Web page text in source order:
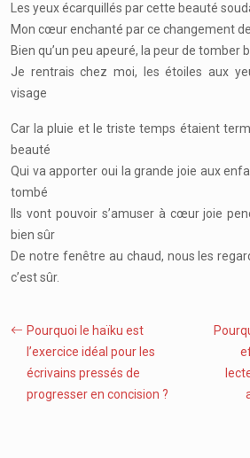
Les yeux écarquillés par cette beauté
Mon cœur enchanté par ce changement
Bien qu’un peu apeuré, la peur de tomber
Je rentrais chez moi, les étoiles aux
visage
Car la pluie et le triste temps étaient
beauté
Qui va apporter oui la grande joie aux
tombé
Ils vont pouvoir s’amuser à cœur joie
bien sûr
De notre fenêtre au chaud, nous les
c’est sûr.
Pourquoi le haïku est
l’exercice idéal pour les
écrivains pressés de
progresser en concision ?